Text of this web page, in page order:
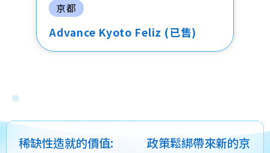
京都
Advance Kyoto Feliz (已售)
稀缺性造就的價值:
政策鬆綁帶來新的京